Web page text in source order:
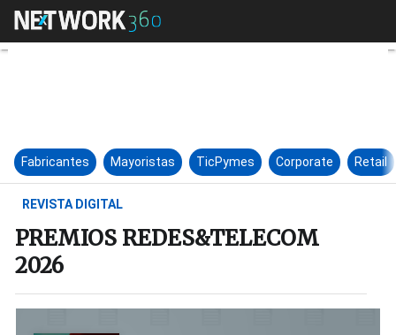
PREMIOS REDES&TELECOM
Fabricantes Mayoristas TicPymes Corporate Retail
REVISTA DIGITAL
PREMIOS REDES&TELECOM
2026